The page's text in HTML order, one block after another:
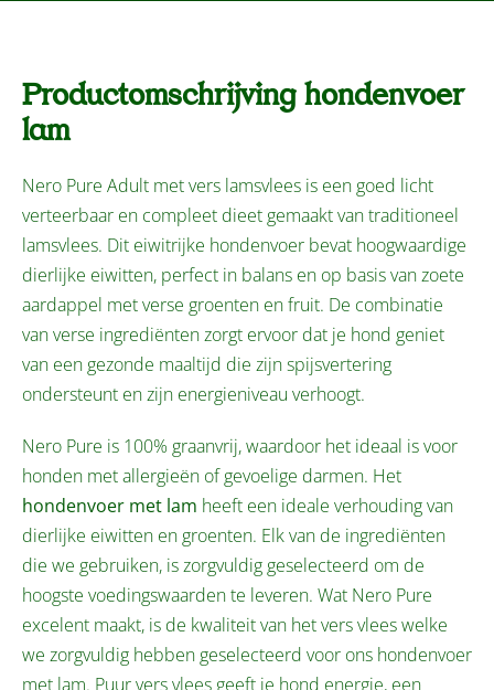
Productomschrijving hondenvoer
lam
Nero Pure Adult met vers lamsvlees is een goed licht
verteerbaar en compleet dieet gemaakt van traditioneel
lamsvlees. Dit eiwitrijke hondenvoer bevat hoogwaardige
dierlijke eiwitten, perfect in balans en op basis van zoete
aardappel met verse groenten en fruit. De combinatie
van verse ingrediënten zorgt ervoor dat je hond geniet
van een gezonde maaltijd die zijn spijsvertering
ondersteunt en zijn energieniveau verhoogt.
Nero Pure is 100% graanvrij, waardoor het ideaal is voor
honden met allergieën of gevoelige darmen. Het
hondenvoer met lam heeft een ideale verhouding van
dierlijke eiwitten en groenten. Elk van de ingrediënten
die we gebruiken, is zorgvuldig geselecteerd om de
hoogste voedingswaarden te leveren. Wat Nero Pure
excelent maakt, is de kwaliteit van het vers vlees welke
we zorgvuldig hebben geselecteerd voor ons hondenvoer
met lam. Puur vers vlees geeft je hond energie, een